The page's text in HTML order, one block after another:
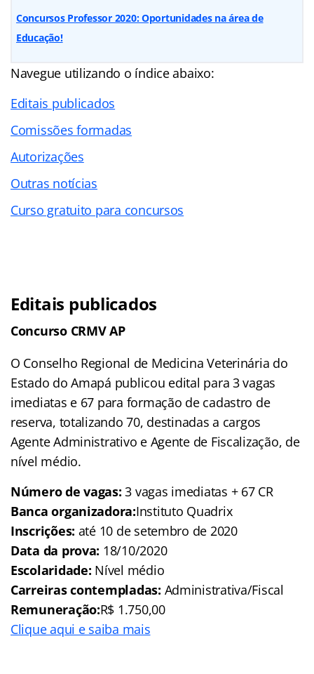
Concursos Professor 2020: Oportunidades na área de
Educação!
Navegue utilizando o índice abaixo:
Editais publicados
Comissões formadas
Autorizações
Outras notícias
Curso gratuito para concursos
Editais publicados
Concurso CRMV AP
O Conselho Regional de Medicina Veterinária do
Estado do Amapá publicou edital para 3 vagas
imediatas e 67 para formação de cadastro de
reserva, totalizando 70, destinadas a cargos
Agente Administrativo e Agente de Fiscalização, de
nível médio.
Número de vagas:3 vagas imediatas + 67 CR
Banca organizadora:Instituto Quadrix
Inscrições: até 10 de setembro de 2020
Data da prova: 18/10/2020
Escolaridade: Nível médio
Carreiras contempladas: Administrativa/Fiscal
Remuneração:R$ 1.750,00
Clique aqui e saiba mais